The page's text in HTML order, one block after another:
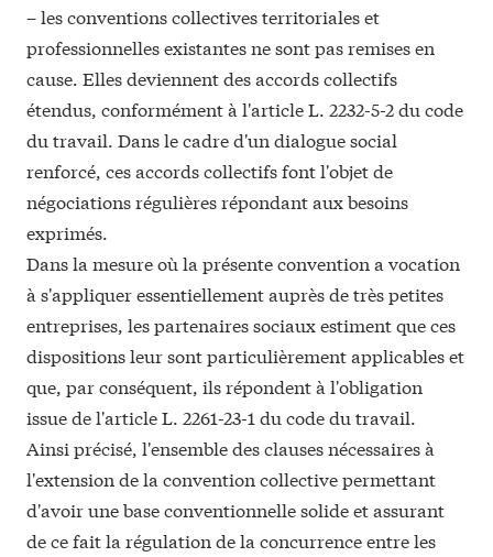
– les conventions collectives territoriales et
professionnelles existantes ne sont pas remises en
cause. Elles deviennent des accords collectifs
étendus, conformément à l'articleL. 2232-5-2du code
du travail. Dans le cadre d'un dialogue social
renforcé, ces accords collectifs font l'objet de
négociations régulières répondant aux besoins
exprimés.
Dans la mesure où la présenteconvention a vocation
à s'appliquer essentiellement auprès de très petites
entreprises, les partenaires sociaux estiment que ces
dispositions leur sont particulièrement applicables et
que, par conséquent, ils répondent à l'obligation
issue de l'articleL. 2261-23-1 du code du travail.
Ainsi précisé, l'ensemble des clauses nécessaires à
l'extension de la convention collectivepermettant
d'avoir une base conventionnelle solide et assurant
de ce fait la régulation de la concurrence entre les